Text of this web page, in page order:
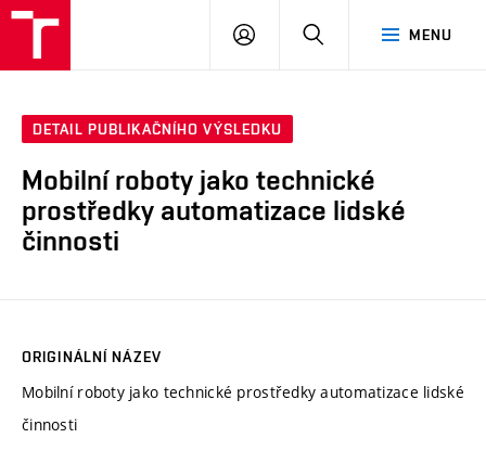
MENU
PŘIHLÁSIT
DETAIL PUBLIKAČNÍHO VÝSLEDKU
Mobilní roboty jako technické
prostředky automatizace lidské
činnosti
ORIGINÁLNÍ NÁZEV
Mobilní roboty jako technické prostředky automatizace lidské
činnosti